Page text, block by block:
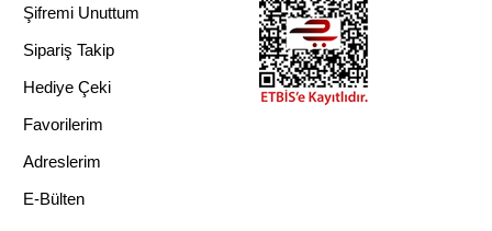
Şifremi Unuttum
Sipariş Takip
Hediye Çeki
Favorilerim
Adreslerim
E-Bülten